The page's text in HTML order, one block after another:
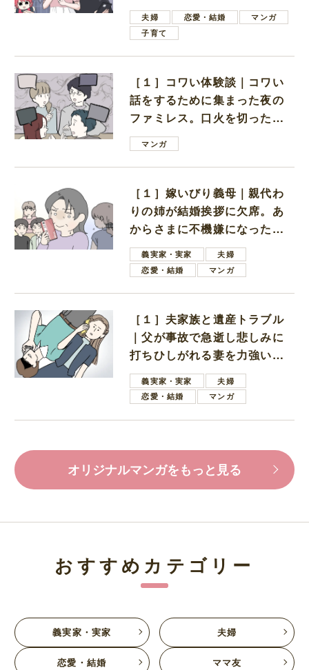
ない男子学生
夫婦 恋愛・結婚
マンガ
子育て
［１］コワい体験談｜コワい
話をするために集まった夜の
ファミレス。口火を切ったの
は電車好きの男の子ママ
マンガ
［１］嫁いびり義母｜親代わ
りの姉が結婚挨拶に欠席。あ
からさまに不機嫌になった義
母義実家・実家
夫婦
恋愛・結婚
マンガ
［１］夫家族と遺産トラブル
｜父が事故で急逝し悲しみに
打ちひしがれる妻を力強い言
葉で励ます夫
義実家・実家
夫婦
恋愛・結婚
マンガ
オリジナルマンガをもっと見る
おすすめカテゴリー
義実家・実家 夫婦
恋愛・結婚 ママ友